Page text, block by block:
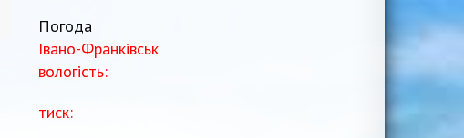
Погода
Івано-Франківськ
вологість:
тиск: